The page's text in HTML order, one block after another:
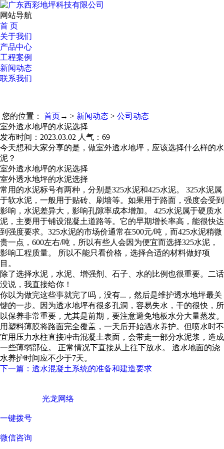
网站导航
首 页
关于我们
产品中心
工程案例
新闻动态
联系我们
您的位置： 首页→ > 新闻动态 > 公司动态
室外透水地坪的水泥选择
发布时间：2023.03.02 人气： 69
今天想和大家分享的是，做室外透水地坪，应该选择什么样的水
泥？
室外透水地坪的水泥选择
室外透水地坪的水泥选择
常用的水泥标号有两种，分别是325水泥和425水泥。 325水泥属
于软水泥，一般用于贴砖、刷墙等。如果用于路面，强度会受到
影响，水泥差异大，影响孔隙率成本增加。 425水泥属于硬质水
泥，主要用于铺设混凝土道路等。它的早期增长率高，能很快达
到强度要求。325水泥的市场价通常在500元/吨，而425水泥稍微
贵一点，600左右/吨，所以有些人会因为便宜而选择325水泥，
影响工程质量。 所以不能只看价格，选择合适的材料做好项
目。
除了选择水泥，水泥、增强剂、石子、水的比例也很重要。二话
没说，我直接给你！
你以为做完这些事就完了吗，没有...，然后是维护透水地坪最关
键的一步。因为透水地坪有很多孔洞，容易失水，干的很快，所
以保养非常重要，尤其是前期，要注意避免地板水分大量蒸发。
用塑料薄膜将路面完全覆盖，一天后开始洒水养护。但喷水时不
宜用压力水柱直接冲击混凝土表面，会带走一部分水泥浆，造成
一些薄弱部位。 正常情况下直接从上往下放水。 透水地面的浇
水养护时间应不少于7天。
下一篇：​透水混凝土系统的准备和建造要求
光龙网络
一键拨号
微信咨询